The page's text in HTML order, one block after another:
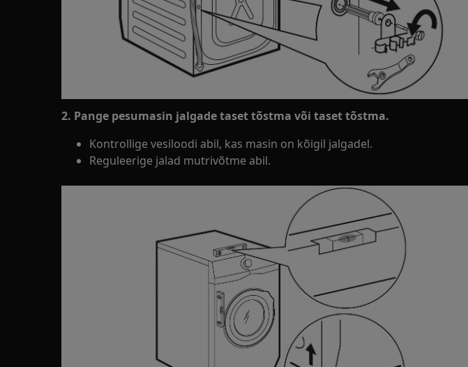
2. Pange pesumasin jalgade taset tõstma või taset tõstma.
Kontrollige vesiloodi abil, kas masin on kõigil jalgadel.
Reguleerige jalad mutrivõtme abil.